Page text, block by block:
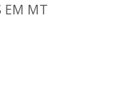
EM MT